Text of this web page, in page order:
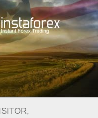
Para traders